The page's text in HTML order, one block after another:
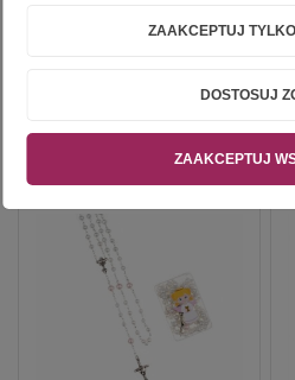
ZAAKCEPTUJ
DOSTOSUJ
ZAAKCEPTUJ